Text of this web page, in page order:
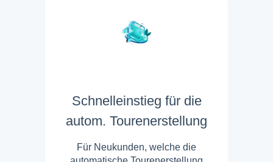
Schnelleinstieg für die
autom. Tourenerstellung
Für Neukunden, welche die